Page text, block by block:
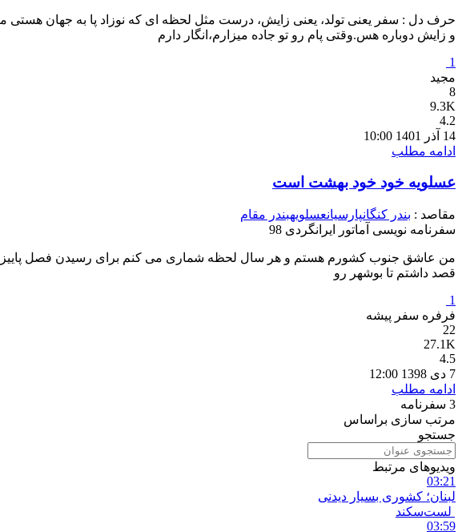
حرف دل : سفر یعنی تولد، یعنی زایش، درست مثل لحظه ای که نوزاد پا به جهان
و زایش دوباره هس.وقتی پام رو تو جاده میزارم،انگار دارم
1
مجید
8
9.3K
4.2
14 آذر 1401 10:00
ادامه مطلب
عسلویه خود خود بهشت است
مقاصد : بندر کنگانپارسیانعسلویهبندر مقام
سفرنامه نویسی آماتور ایرانگردی 98
من عاشق جنوب کشورم هستم و هر سال لحظه شماری می کنم برای رسیدن فصل پاییز تا
قصد داشتم تا بوشهر رو
1
فرفره سفر پیشه
22
27.1K
4.5
7 دی 1398 12:00
ادامه مطلب
3 سفرنامه
مرتب سازی براساس
جستجو
ویدیوهای مرتبط
03:21
لبنان؛ کشوری بسیار دیدنی
لست‌سکند
03:59